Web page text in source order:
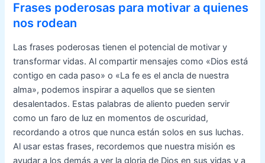
Frases poderosas para motivar a quienes
nos rodean
Las frases poderosas tienen el potencial de motivar y
transformar vidas. Al compartir mensajes como «Dios está
contigo en cada paso» o «La fe es el ancla de nuestra
alma», podemos inspirar a aquellos que se sienten
desalentados. Estas palabras de aliento pueden servir
como un faro de luz en momentos de oscuridad,
recordando a otros que nunca están solos en sus luchas.
Al usar estas frases, recordemos que nuestra misión es
ayudar a los demás a ver la gloria de Dios en sus vidas y a